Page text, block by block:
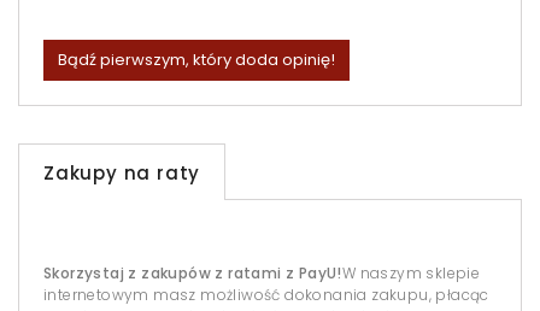
Bądź pierwszym, który doda opinię!
Zakupy na raty
Skorzystaj z zakupów z ratami z PayU!W naszym sklepie
internetowym masz możliwość dokonania zakupu, płacąc